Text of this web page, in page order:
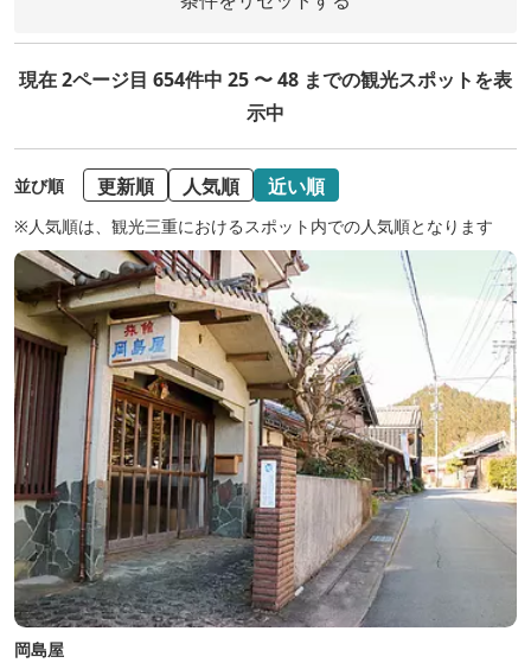
現在 2ページ目 654件中 25 〜 48 までの観光スポットを表
示中
並び順 更新順 人気順 近い順
※人気順は、観光三重におけるスポット内での人気順となります
岡島屋